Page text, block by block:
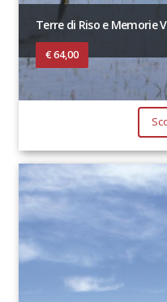
Terre di Riso e Memorie
€ 64,00